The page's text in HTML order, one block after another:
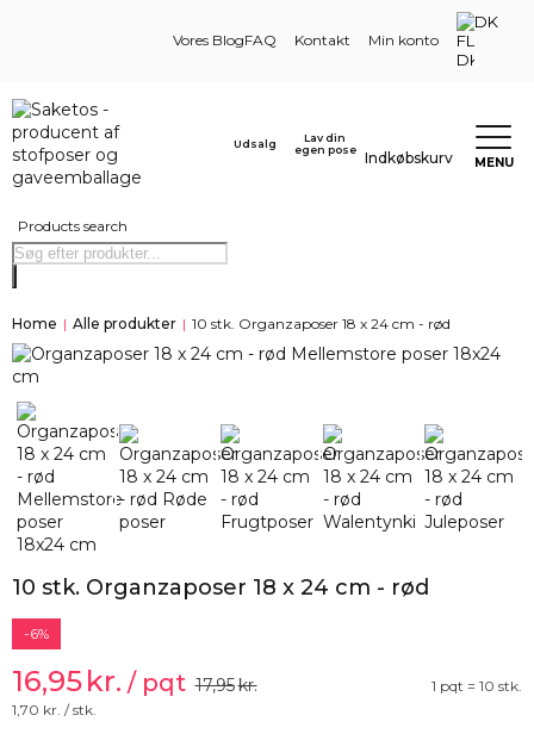
Vores BlogFAQ Kontakt Min konto
DK
Products search
Udsalg
Lav din
egen pose
Indkøbskurv MENU
Home | Alle produkter | 10 stk. Organzaposer 18 x 24 cm - rød
10 stk. Organzaposer 18 x 24 cm - rød
-6%
16,95kr. / pqt 17,95kr.
1 pqt = 10 stk.
1,70 kr. / stk.